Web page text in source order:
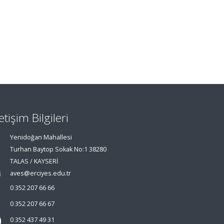
Bilgileri
Yenidoğan Mahallesi
Turhan Baytop Sokak No:1 38280
TALAS / KAYSERİ
aves@erciyes.edu.tr
0 352 207 66 66
0 352 207 66 67
0 352 437 49 31